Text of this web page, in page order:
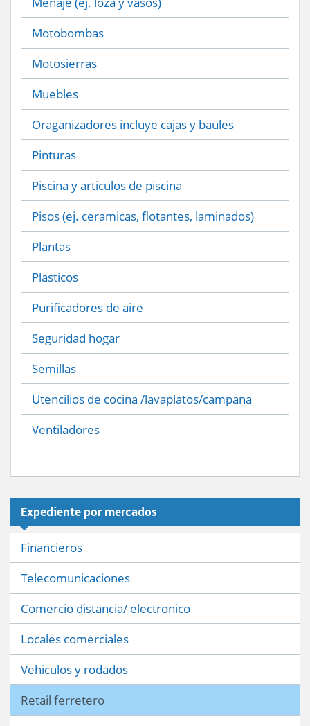
Motobombas
Motosierras
Muebles
Oraganizadores incluye cajas y baules
Pinturas
Piscina y articulos de piscina
Pisos (ej. ceramicas, flotantes, laminados)
Plantas
Plasticos
Purificadores de aire
Seguridad hogar
Semillas
Utencilios de cocina /lavaplatos/campana
Ventiladores
Expediente por mercados
Financieros
Telecomunicaciones
Comercio distancia/ electronico
Locales comerciales
Vehiculos y rodados
Retail ferretero